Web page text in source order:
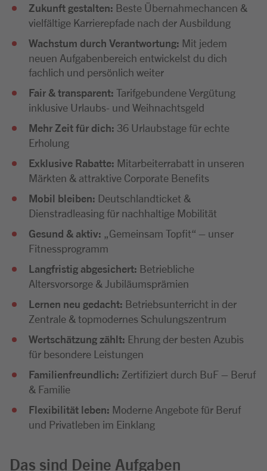
Zukunft gestalten: Beste Übernahmechancen &
vielfältige Karrierepfade nach der Ausbildung
Wachstum durch Verantwortung: Mit jedem
neuen Aufgabenbereich entwickelst du dich
fachlich und persönlich weiter
Fair & transparent: Tarifgebundene Vergütung
inklusive Urlaubs- und Weihnachtsgeld
Mehr Zeit für dich: 36 Urlaubstage für echte
Erholung
Exklusive Rabatte: Mitarbeiterrabatt in unseren
Märkten & attraktive Corporate Benefits
Mobil bleiben: Deutschlandticket &
Dienstradleasing für nachhaltige Mobilität
Gesund & aktiv:
„Gemeinsam Topfit“ – unser
Fitnessprogramm
Langfristig abgesichert: Betriebliche
Altersvorsorge & Jubiläumsprämien
Lernen neu gedacht: Betriebsunterricht in der
Zentrale & topmodernes Schulungszentrum
Wertschätzung zählt: Ehrung der besten Azubis
für besondere Leistungen
Familienfreundlich: Zertifiziert durch BuF – Beruf
& Familie
Flexibilität leben: Moderne Angebote für Beruf
und Privatleben im Einklang
Das sind Deine Aufgaben